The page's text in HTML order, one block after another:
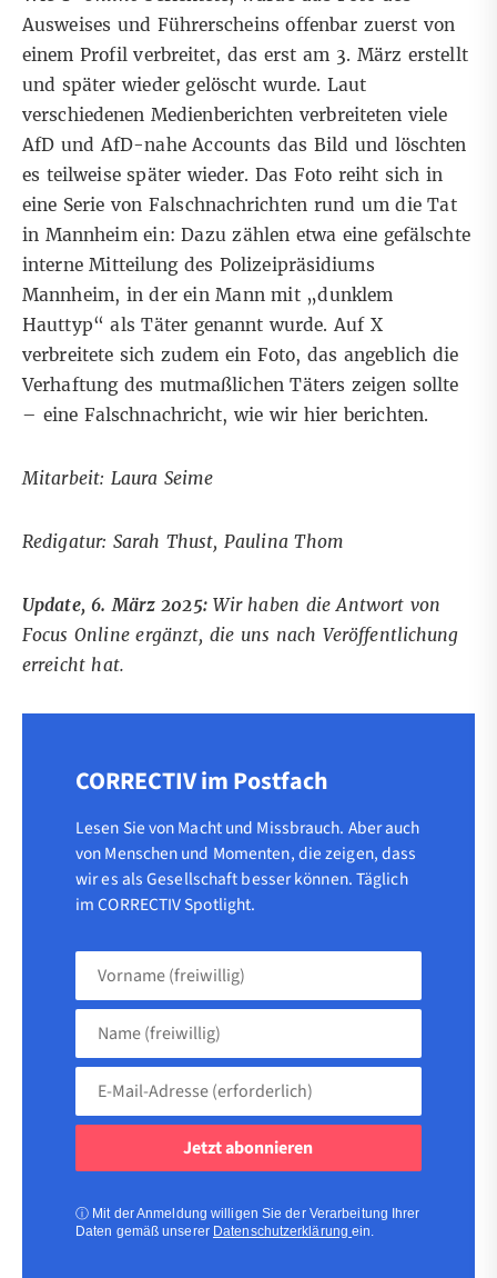
Ausweises und Führerscheins offenbar zuerst von
einem Profil verbreitet, das erst am 3. März erstellt
und später wieder gelöscht wurde.Laut
verschiedenen Medienberichten verbreiteten viele
AfD und AfD-nahe Accounts das Bild und löschten
es teilweise später wieder. Das Foto reiht sich in
eine Serie von Falschnachrichten rund um die Tat
in Mannheim ein: Dazu zählen etwa eine gefälschte
interne Mitteilungdes Polizeipräsidiums
Mannheim, in der ein Mann mit „dunklem
Hauttyp“ als Täter genannt wurde. Auf X
verbreitete sich zudem ein Foto, das angeblich die
Verhaftung des mutmaßlichen Täters zeigen sollte
– eine Falschnachricht, wiewir hier berichten.
Mitarbeit: Laura Seime
Redigatur: Sarah Thust, Paulina Thom
Update, 6. März 2025:Wir haben die Antwort von
Focus Online ergänzt, die uns nach Veröffentlichung
erreicht hat.
CORRECTIV im Postfach
Lesen Sie von Macht und Missbrauch. Aber auch
von Menschen und Momenten, die zeigen, dass
wir es als Gesellschaft besser können. Täglich
im CORRECTIV Spotlight.
Vorname
Name
(freiwillig)
Adresse
ⓘ Mit der Anmeldung willigen Sie der Verarbeitung Ihrer
Daten gemäß unserer Datenschutzerklärungein.